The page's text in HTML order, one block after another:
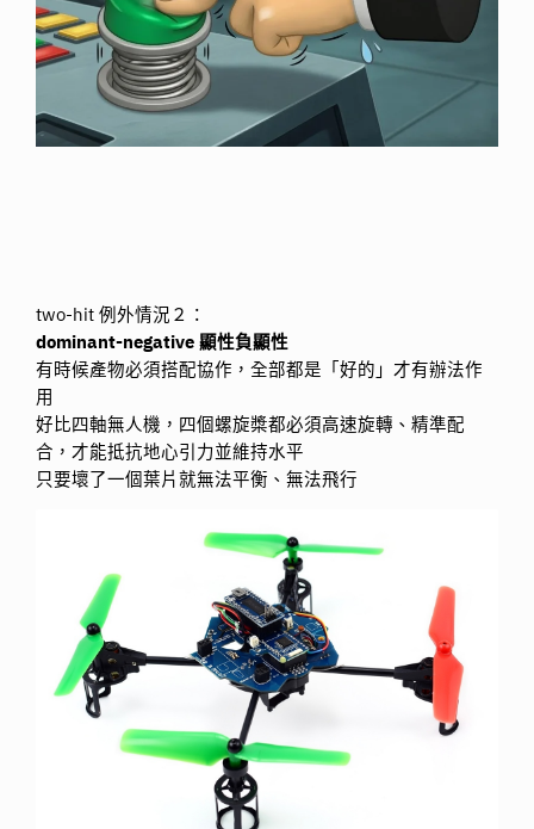
two-hit 例外情況２：
dominant-negative 顯性負顯性
有時候產物必須搭配協作，全部都是「好的」才有辦法作
用
好比四軸無人機，四個螺旋槳都必須高速旋轉、精準配
合，才能抵抗地心引力並維持水平
只要壞了一個葉片就無法平衡、無法飛行